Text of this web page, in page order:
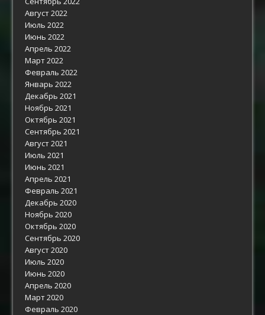
Август 2022
Июль 2022
Июнь 2022
Апрель 2022
Март 2022
Февраль 2022
Январь 2022
Декабрь 2021
Ноябрь 2021
Октябрь 2021
Сентябрь 2021
Август 2021
Июль 2021
Июнь 2021
Апрель 2021
Февраль 2021
Декабрь 2020
Ноябрь 2020
Октябрь 2020
Сентябрь 2020
Август 2020
Июль 2020
Июнь 2020
Апрель 2020
Март 2020
Февраль 2020